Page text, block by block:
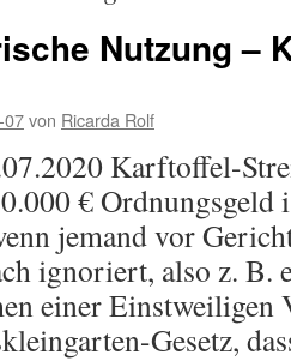
Nutzung –
07von Ricarda Rolf
Karftoffel-
€ Ordnungsgeld
jemand vor
ignoriert, also z. B.
einer Einstweiligen
Gesetz,